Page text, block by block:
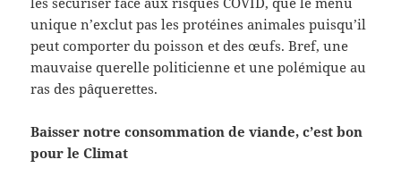
unique n’exclut pas les protéines animales puisqu’il
peut comporter du poisson et des œufs. Bref, une
mauvaise querelle politicienne et une polémique au
ras des pâquerettes.
Baisser notre consommation de viande, c’est bon
pour le Climat